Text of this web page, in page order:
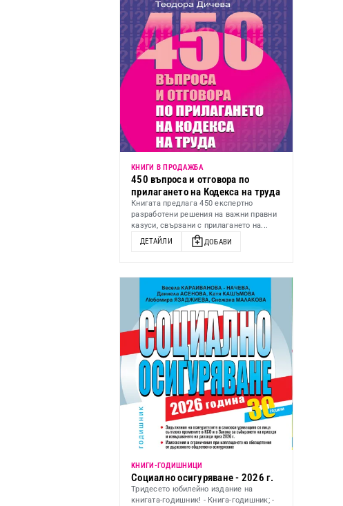
КНИГИ В ПРОДАЖБА
450 въпроса и отговора по
прилагането на Кодекса на труда
Книгата предлага 450 експертно
разработени решения на важни правни
казуси, свързани с прилагането на...
ДЕТАЙЛИ
ДОБАВИ
KНИГИ-ГОДИШНИЦИ
Социално осигуряване - 2026 г.
Тридесето юбилейно издание на
книгата-годишник! - Книга-годишник; -